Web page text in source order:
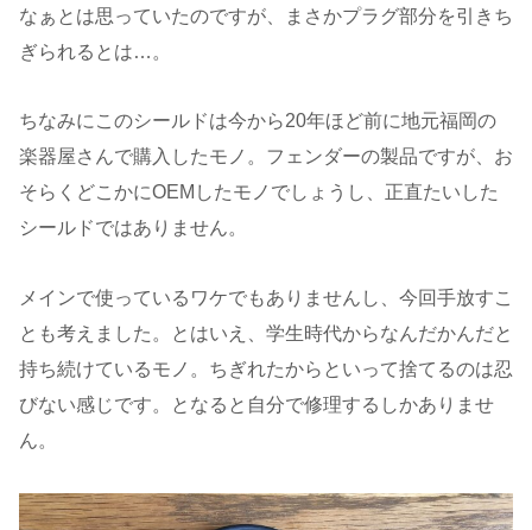
なぁとは思っていたのですが、まさかプラグ部分を引きち
ぎられるとは…。
ちなみにこのシールドは今から20年ほど前に地元福岡の
楽器屋さんで購入したモノ。フェンダーの製品ですが、お
そらくどこかにOEMしたモノでしょうし、正直たいした
シールドではありません。
メインで使っているワケでもありませんし、今回手放すこ
とも考えました。とはいえ、学生時代からなんだかんだと
持ち続けているモノ。ちぎれたからといって捨てるのは忍
びない感じです。となると自分で修理するしかありませ
ん。